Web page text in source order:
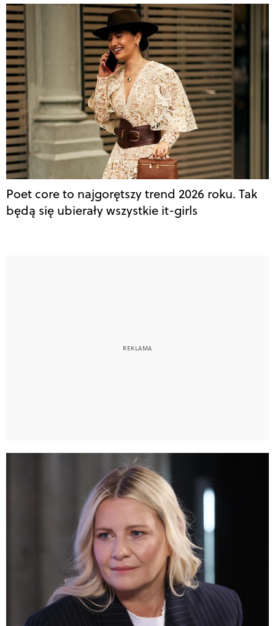
Poet core to najgorętszy trend 2026 roku. Tak
będą się ubierały wszystkie it-girls